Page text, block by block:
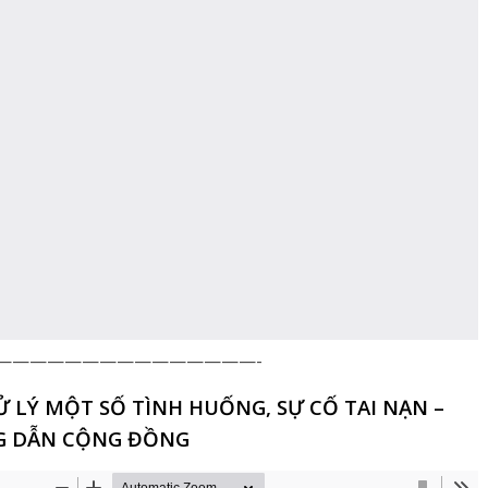
LÝ MỘT SỐ TÌNH HUỐNG, SỰ CỐ TAI NẠN –
DẪN CỘNG ĐỒNG